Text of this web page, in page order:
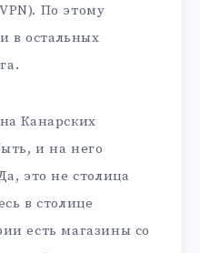
По этому
в остальных
Канарских
и на него
это не столица
в столице
есть магазины со